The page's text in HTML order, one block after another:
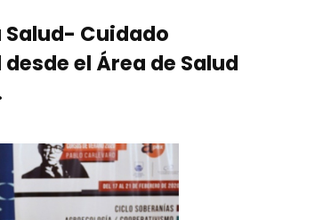
Cuidado
el Área de Salud